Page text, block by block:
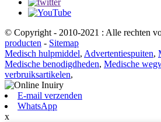
© Copyright - 2010-2021 : Alle rechten
producten - Sitemap
Medisch hulpmiddel, Advertentiespuiten,
Medische benodigdheden, Medische
verbruiksartikelen,
E-mail verzenden
WhatsApp
x